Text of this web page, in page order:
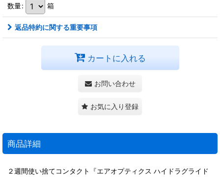
数量: 箱
返品特約に関する重要事項
カートに入れる
お問い合わせ
お気に入り登録
商品詳細
２週間使い捨てコンタクト『エアオプティクス ハイドラグライド